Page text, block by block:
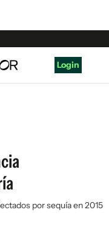
Login
por sequía en 2015